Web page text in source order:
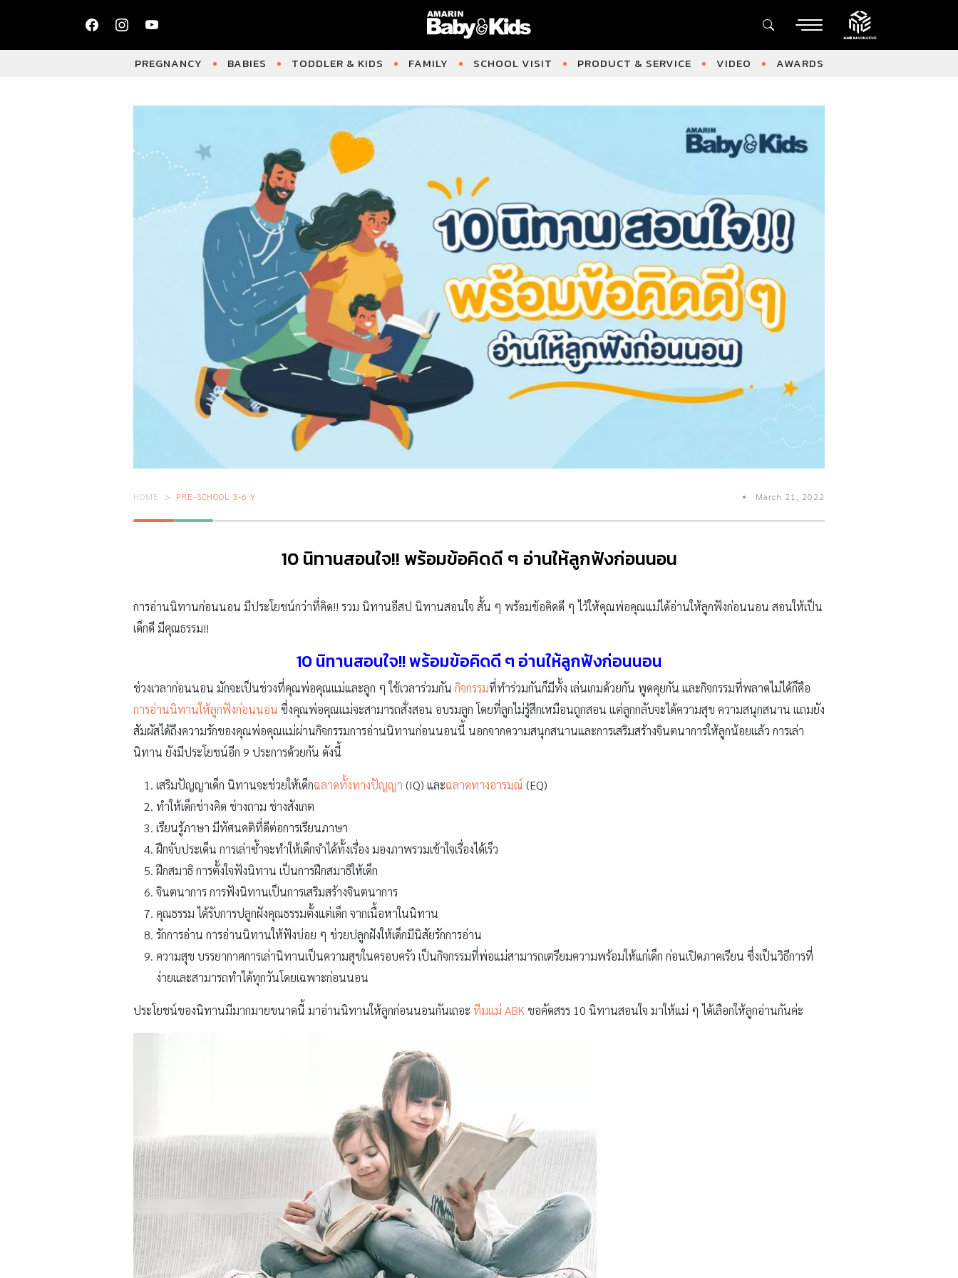
PREGNANCY BABIES TODDLER & KIDS FAMILY SCHOOL VISIT PRODUCT & SERVICE VIDEO AWARDS
HOME PRE-SCHOOL 3-6 Y March 21, 2022
10 นิทานสอนใจ!! พร้อมข้อคิดดี ๆ อ่านให้ลูกฟังก่อนนอน
การอ่านนิทานก่อนนอน มีประโยชน์กว่าที่คิด!! รวม นิทานอีสป นิทานสอนใจ สั้น ๆ พร้อมข้อคิดดี ๆ ไว้ให้คุณพ่อคุณแม่ได้อ่านให้ลูกฟังก่อนนอน สอนให้เป็น
เด็กดี มีคุณธรรม!!
10 นิทานสอนใจ!! พร้อมข้อคิดดี ๆ อ่านให้ลูกฟังก่อนนอน
ช่วงเวลาก่อนนอน มักจะเป็นช่วงที่คุณพ่อคุณแม่และลูก ๆ ใช้เวลาร่วมกัน กิจกรรมที่ทำร่วมกันก็มีทั้ง เล่นเกมด้วยกัน พูดคุยกัน และกิจกรรมที่พลาดไม่ได้ก็คือ
การอ่านนิทานให้ลูกฟังก่อนนอน ซึ่งคุณพ่อคุณแม่จะสามารถสั่งสอน อบรมลูก โดยที่ลูกไม่รู้สึกเหมือนถูกสอน แต่ลูกกลับจะได้ความสุข ความสนุกสนาน แถมยัง
สัมผัสได้ถึงความรักของคุณพ่อคุณแม่ผ่านกิจกรรมการอ่านนิทานก่อนนอนนี้ นอกจากความสนุกสนานและการเสริมสร้างจินตนาการให้ลูกน้อยแล้ว การเล่า
นิทาน ยังมีประโยชน์อีก 9 ประการด้วยกัน ดังนี้
เสริมปัญญาเด็ก นิทานจะช่วยให้เด็กฉลาดทั้งทางปัญญา (IQ) และฉลาดทางอารมณ์ (EQ)
ทำให้เด็กช่างคิด ช่างถาม ช่างสังเกต
เรียนรู้ภาษา มีทัศนคติที่ดีต่อการเรียนภาษา
ฝึกจับประเด็น การเล่าซ้ำจะทำให้เด็กจำได้ทั้งเรื่อง มองภาพรวมเข้าใจเรื่องได้เร็ว
ฝึกสมาธิ การตั้งใจฟังนิทาน เป็นการฝึกสมาธิให้เด็ก
จินตนาการ การฟังนิทานเป็นการเสริมสร้างจินตนาการ
คุณธรรม ได้รับการปลูกฝังคุณธรรมตั้งแต่เด็ก จากเนื้อหาในนิทาน
รักการอ่าน การอ่านนิทานให้ฟังบ่อย ๆ ช่วยปลูกฝังให้เด็กมีนิสัยรักการอ่าน
ความสุข บรรยากาศการเล่านิทานเป็นความสุขในครอบครัว เป็นกิจกรรมที่พ่อแม่สามารถเตรียมความพร้อมให้แก่เด็ก ก่อนเปิดภาคเรียน ซึ่งเป็นวิธีการที่
ง่ายและสามารถทำได้ทุกวันโดยเฉพาะก่อนนอน
ประโยชน์ของนิทานมีมากมายขนาดนี้ มาอ่านนิทานให้ลูกก่อนนอนกันเถอะ ทีมแม่ ABK ขอคัดสรร 10 นิทานสอนใจ มาให้แม่ ๆ ได้เลือกให้ลูกอ่านกันค่ะ